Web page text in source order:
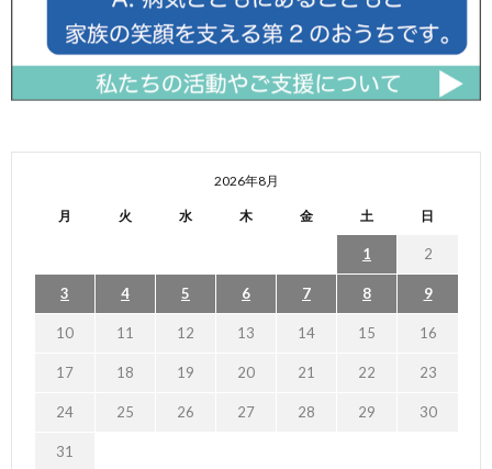
2026年8月
月 火 水 木 金 土 日
1 2
3 4 5 6 7 8 9
10 11 12 13 14 15 16
17 18 19 20 21 22 23
24 25 26 27 28 29 30
31